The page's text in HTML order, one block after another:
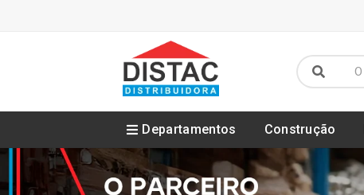
Departamentos Construção